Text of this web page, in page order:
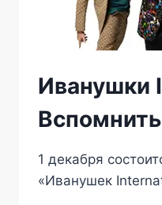
Иванушки
1 декабря
«Иванушек